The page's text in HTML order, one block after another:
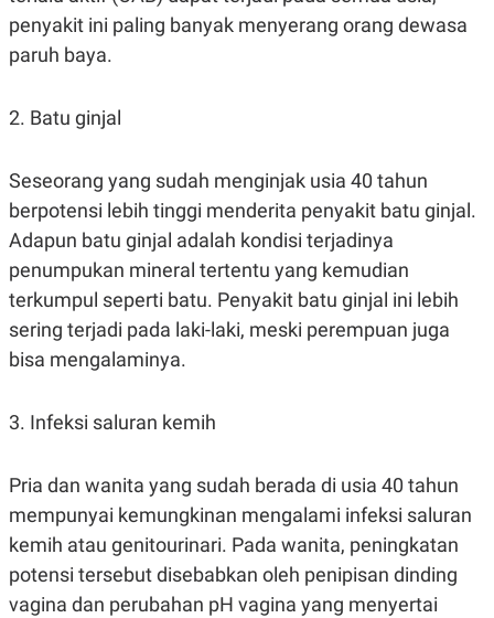
S
A
D
A
A
G
S
N
T
A
N
T
V
P
S
U
S
JARINGAN
T
A
A
E
M
Y
S
E
E
S
E
.
I
penyakit ini paling banyak menyerang orang dewasa
paruh baya.
2. Batu ginjal
Seseorang yang sudah menginjak usia 40 tahun
berpotensi lebih tinggi menderita penyakit batu ginjal.
Adapun batu ginjal adalah kondisi terjadinya
penumpukan mineral tertentu yang kemudian
terkumpul seperti batu. Penyakit batu ginjal ini lebih
sering terjadi pada laki-laki, meski perempuan juga
bisa mengalaminya.
3. Infeksi saluran kemih
Pria dan wanita yang sudah berada di usia 40 tahun
mempunyai kemungkinan mengalami infeksi saluran
kemih atau genitourinari. Pada wanita, peningkatan
potensi tersebut disebabkan oleh penipisan dinding
vagina dan perubahan pH vagina yang menyertai